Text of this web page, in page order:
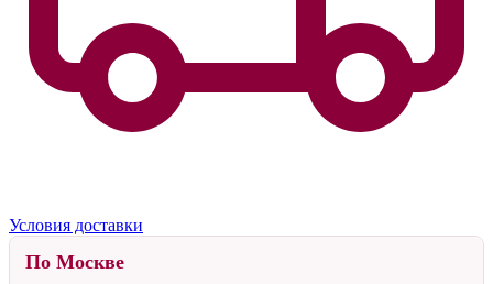
Условия доставки
По Москве